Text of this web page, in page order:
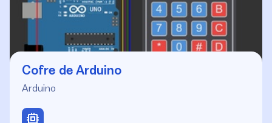
Cofre de Arduino
Arduino